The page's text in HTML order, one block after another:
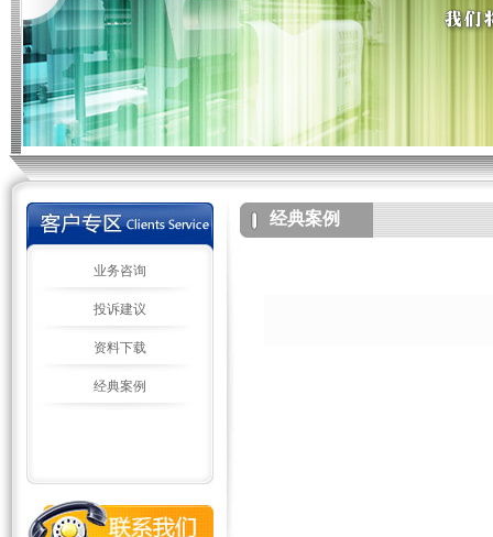
业务咨询
投诉建议
资料下载
经典案例
经典案例